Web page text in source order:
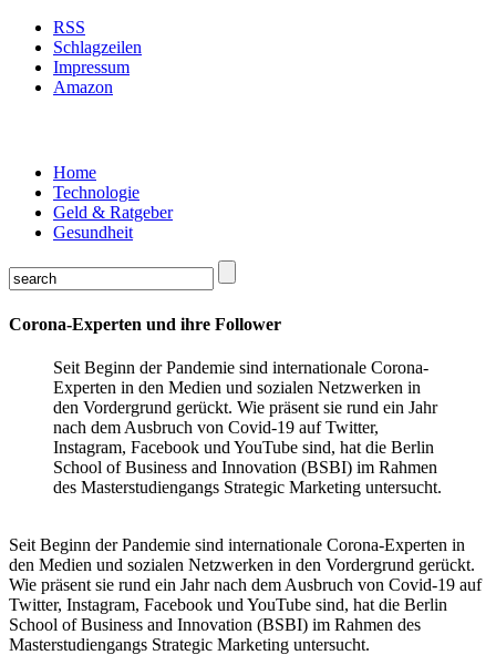
RSS
Schlagzeilen
Impressum
Amazon
Home
Technologie
Geld & Ratgeber
Gesundheit
Corona-Experten und ihre Follower
Seit Beginn der Pandemie sind internationale Corona-
Experten in den Medien und sozialen Netzwerken in
den Vordergrund gerückt. Wie präsent sie rund ein Jahr
nach dem Ausbruch von Covid-19 auf Twitter,
Instagram, Facebook und YouTube sind, hat die Berlin
School of Business and Innovation (BSBI) im Rahmen
des Masterstudiengangs Strategic Marketing untersucht.
Seit Beginn der Pandemie sind internationale Corona-Experten in
den Medien und sozialen Netzwerken in den Vordergrund gerückt.
Wie präsent sie rund ein Jahr nach dem Ausbruch von Covid-19 auf
Twitter, Instagram, Facebook und YouTube sind, hat die Berlin
School of Business and Innovation (BSBI) im Rahmen des
Masterstudiengangs Strategic Marketing untersucht.